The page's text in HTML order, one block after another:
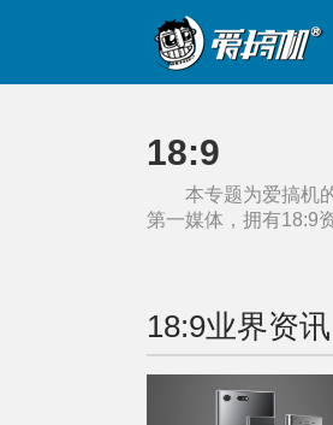
18:9
本专题为爱搞机
第一媒体，拥有18:9
18:9业界资讯